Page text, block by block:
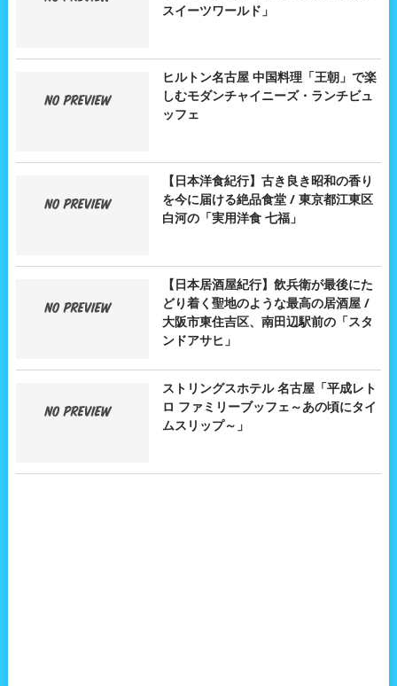
スイーツワールド」
ヒルトン名古屋 中国料理「王朝」で楽
しむモダンチャイニーズ・ランチビュ
ッフェ
【日本洋食紀行】古き良き昭和の香り
を今に届ける絶品食堂 / 東京都江東区
白河の「実用洋食 七福」
【日本居酒屋紀行】飲兵衛が最後にた
どり着く聖地のような最高の居酒屋 /
大阪市東住吉区、南田辺駅前の「スタ
ンドアサヒ」
ストリングスホテル 名古屋「平成レト
ロ ファミリーブッフェ～あの頃にタイ
ムスリップ～」